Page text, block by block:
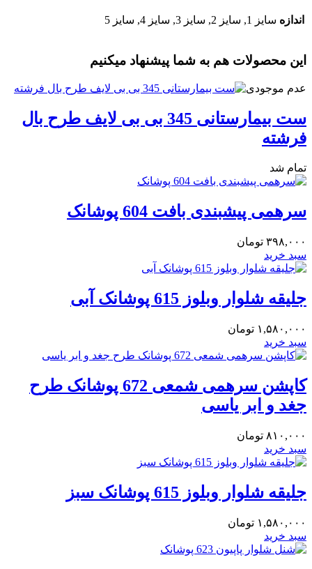
اندازه سایز 1, سایز 2, سایز 3, سایز 4, سایز 5
این محصولات هم به شما پیشنهاد میکنیم
عدم موجودی
ست بیمارستانی 345 بی بی لایف طرح بال
فرشته
تمام شد
سرهمی پیشبندی بافت 604 پوشانک
۳۹۸,۰۰۰ تومان
سبد خرید
جلیقه شلوار وبلوز 615 پوشانک آبی
۱,۵۸۰,۰۰۰ تومان
سبد خرید
کاپشن سرهمی شمعی 672 پوشانک طرح
جغد و ابر یاسی
۸۱۰,۰۰۰ تومان
سبد خرید
جلیقه شلوار وبلوز 615 پوشانک سبز
۱,۵۸۰,۰۰۰ تومان
سبد خرید